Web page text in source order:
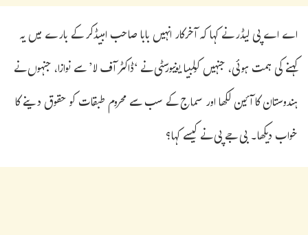
اے اے پی لیڈر نے کہا کہ آخرکار انہیں بابا صاحب امبیڈکر کے بارے میں یہ
کہنے کی ہمت ہوئی، جنہیں کولمبیا یونیورسٹی نے ‘ڈاکٹر آف لا’ سے نوازا، جنہوں نے
ہندوستان کا آئین لکھا اور سماج کے سب سے محروم طبقات کو حقوق دینے کا
خواب دیکھا۔ بی جے پی نے کیسے کہا؟